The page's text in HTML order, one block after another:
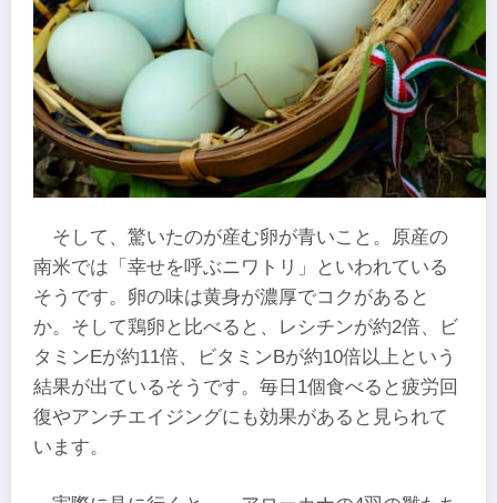
そして、驚いたのが産む卵が青いこと。原産の
南米では「幸せを呼ぶニワトリ」といわれている
そうです。卵の味は黄身が濃厚でコクがあると
か。そして鶏卵と比べると、レシチンが約2倍、ビ
タミンEが約11倍、ビタミンBが約10倍以上という
結果が出ているそうです。毎日1個食べると疲労回
復やアンチエイジングにも効果があると見られて
います。